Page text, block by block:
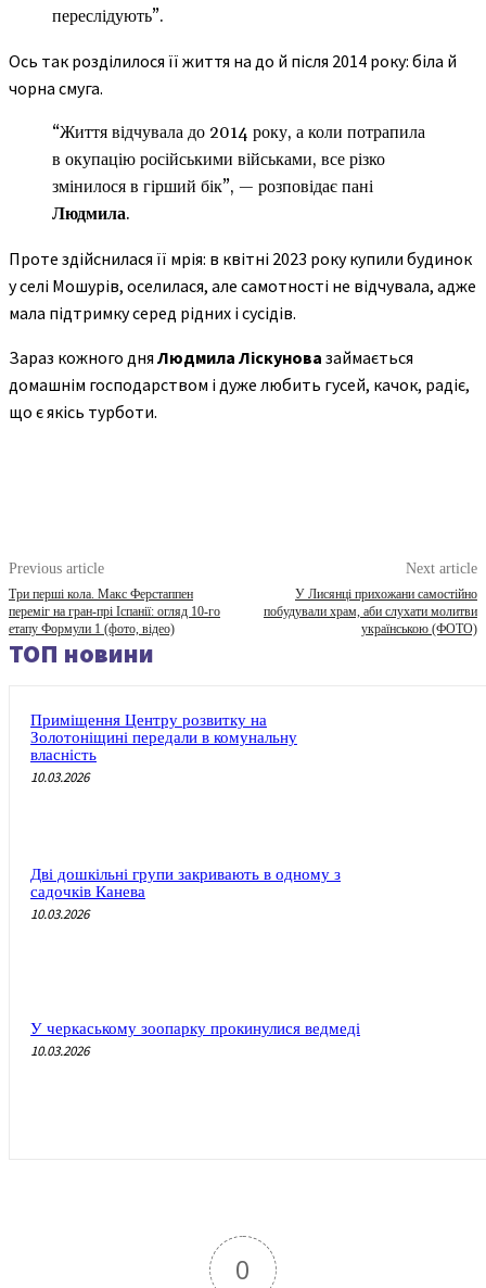
переслідують”.
Ось так розділилося її життя на до й після 2014 року: біла й
чорна смуга.
“Життя відчувала до 2014 року, а коли потрапила
в окупацію російськими військами, все різко
змінилося в гірший бік”, — розповідає пані
Людмила.
Проте здійснилася її мрія: в квітні 2023 року купили будинок
у селі Мошурів, оселилася, але самотності не відчувала, адже
мала підтримку серед рідних і сусідів.
Зараз кожного дня Людмила Ліскунова займається
домашнім господарством і дуже любить гусей, качок, радіє,
що є якісь турботи.
Previous article
Три перші кола. Макс Ферстаппен
переміг на гран-прі Іспанії: огляд 10-го
етапу Формули 1 (фото, відео)
Next article
У Лисянці прихожани самостійно
побудували храм, аби слухати молитви
українською (ФОТО)
ТОП новини
Приміщення Центру розвитку на
Золотоніщині передали в комунальну
власність
10.03.2026
Дві дошкільні групи закривають в одному з
садочків Канева
10.03.2026
У черкаському зоопарку прокинулися ведмеді
10.03.2026
0